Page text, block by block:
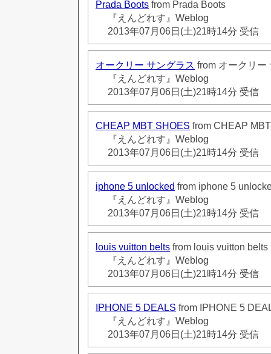
Prada Boots from Prada Boots
『えんどれす』Weblog
2013年07月06日(土)21時14分 受信
オークリー サングラス from オークリー
『えんどれす』Weblog
2013年07月06日(土)21時14分 受信
CHEAP MBT SHOES from CHEAP
『えんどれす』Weblog
2013年07月06日(土)21時14分 受信
iphone 5 unlocked from iphone 5
『えんどれす』Weblog
2013年07月06日(土)21時14分 受信
louis vuitton belts from louis vuitton belts
『えんどれす』Weblog
2013年07月06日(土)21時14分 受信
IPHONE 5 DEALS from IPHONE 5
『えんどれす』Weblog
2013年07月06日(土)21時14分 受信